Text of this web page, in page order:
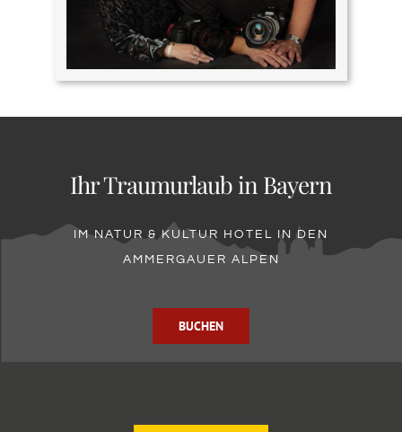
Ihr Traumurlaub in Bayern
IM NATUR & KULTUR HOTEL IN DEN
AMMERGAUER ALPEN
BUCHEN